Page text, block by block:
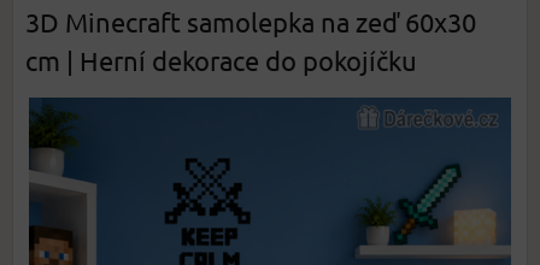
3D Minecraft samolepka na zeď 60x30
cm | Herní dekorace do pokojíčku